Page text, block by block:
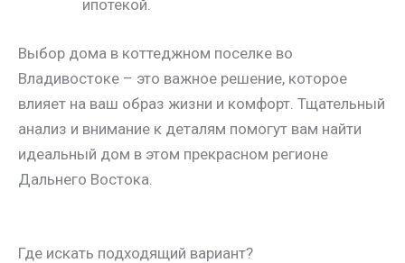
ипотекой.
Выбор дома в коттеджном поселке во
Владивостоке – это важное решение, которое
влияет на ваш образ жизни и комфорт. Тщательный
анализ и внимание к деталям помогут вам найти
идеальный дом в этом прекрасном регионе
Дальнего Востока.
Где искать подходящий вариант?